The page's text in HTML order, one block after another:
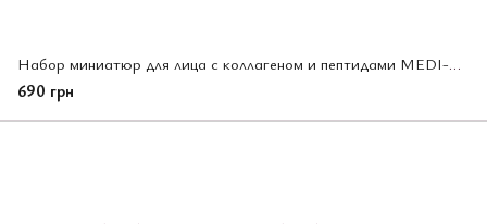
Набор миниатюр для лица с коллагеном и пептидами MEDI-PEEL Red Lacto Peptide Collagen Skin (823035 )
690 грн